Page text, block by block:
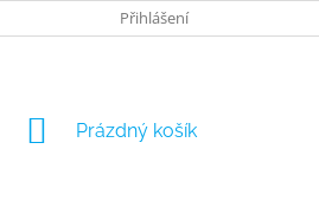
OBCHODNÍ PODMÍNKY
Přihlášení
NÁKUPNÍ
Prázdný košík